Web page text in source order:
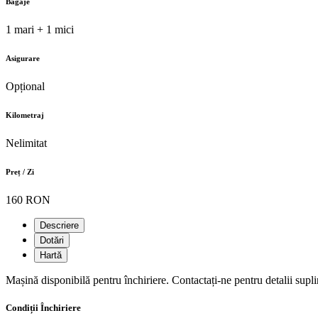
1 mari + 1 mici
Asigurare
Opțional
Kilometraj
Nelimitat
Preț / Zi
160 RON
Descriere
Dotări
Hartă
Mașină disponibilă pentru închiriere. Contactați-ne pentru detalii
Condiții Închiriere